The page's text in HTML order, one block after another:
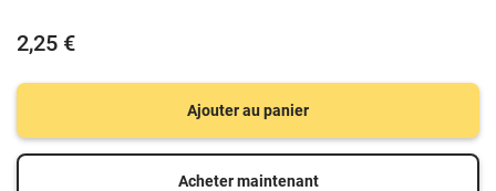
2,25 €
Ajouter au panier
Acheter maintenant